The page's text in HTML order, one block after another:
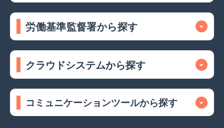
労働基準監督署から探す
クラウドシステムから探す
コミュニケーションツールから探す